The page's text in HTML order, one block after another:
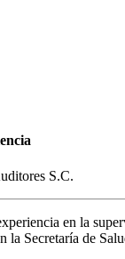
S.C.
en la
la Secretaría de